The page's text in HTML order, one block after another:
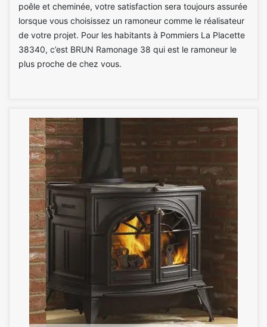
poêle et cheminée, votre satisfaction sera toujours assurée
lorsque vous choisissez un ramoneur comme le réalisateur
de votre projet. Pour les habitants à Pommiers La Placette
38340, c’est BRUN Ramonage 38 qui est le ramoneur le
plus proche de chez vous.